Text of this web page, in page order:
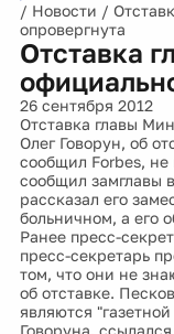
/ Новости /
опровергнута
Отставка
26 сентября 2012
Отставка главы
Олег Говорун, об
сообщил Forbes, не
сообщил замглавы
рассказал его
больничном, а его
Ранее пресс-
пресс-секретарь
том, что они не
об отставке.
являются